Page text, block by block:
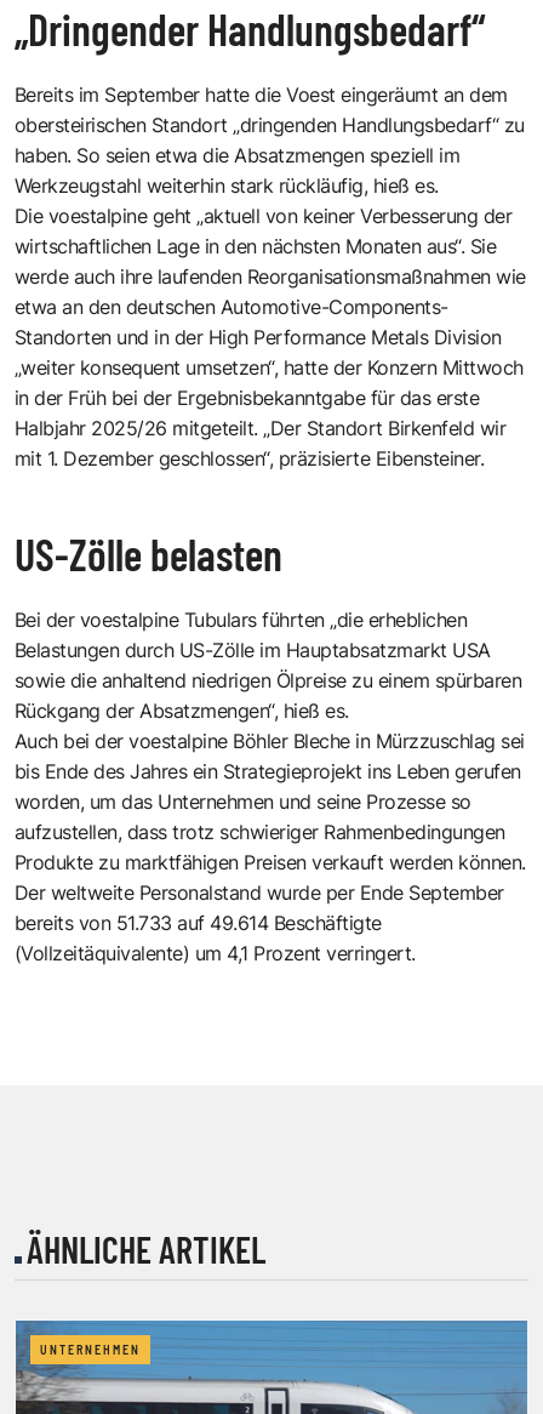
„Dringender Handlungsbedarf“
Bereits im September hatte die Voest eingeräumt an dem
obersteirischen Standort „dringenden Handlungsbedarf“ zu
haben. So seien etwa die Absatzmengen speziell im
Werkzeugstahl weiterhin stark rückläufig, hieß es.
Die voestalpine geht „aktuell von keiner Verbesserung der
wirtschaftlichen Lage in den nächsten Monaten aus“. Sie
werde auch ihre laufenden Reorganisationsmaßnahmen wie
etwa an den deutschen Automotive-Components-
Standorten und in der High Performance Metals Division
„weiter konsequent umsetzen“, hatte der Konzern Mittwoch
in der Früh bei der Ergebnisbekanntgabe für das erste
Halbjahr 2025/26 mitgeteilt. „Der Standort Birkenfeld wir
mit 1. Dezember geschlossen“, präzisierte Eibensteiner.
US-Zölle belasten
Bei der voestalpine Tubulars führten „die erheblichen
Belastungen durch US-Zölle im Hauptabsatzmarkt USA
sowie die anhaltend niedrigen Ölpreise zu einem spürbaren
Rückgang der Absatzmengen“, hieß es.
Auch bei der voestalpine Böhler Bleche in Mürzzuschlag sei
bis Ende des Jahres ein Strategieprojekt ins Leben gerufen
worden, um das Unternehmen und seine Prozesse so
aufzustellen, dass trotz schwieriger Rahmenbedingungen
Produkte zu marktfähigen Preisen verkauft werden können.
Der weltweite Personalstand wurde per Ende September
bereits von 51.733 auf 49.614 Beschäftigte
(Vollzeitäquivalente) um 4,1 Prozent verringert.
ÄHNLICHE ARTIKEL
UNTERNEHMEN